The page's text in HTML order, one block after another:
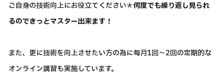
ご自身の技術向上にお役立てください＊何度でも繰り返し見られ
るのできっとマスター出来ます！
また、更に技術を向上させたい方の為に毎月1回～2回の定期的な
オンライン講習も実施しています。